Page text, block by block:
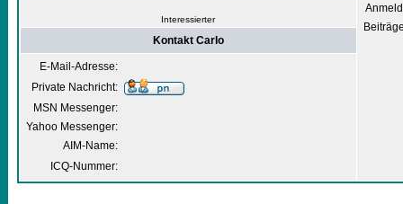
Interessierter
Kontakt Carlo
E-Mail-Adresse:
Private Nachricht:
MSN Messenger:
Yahoo Messenger:
AIM-Name:
ICQ-Nummer: